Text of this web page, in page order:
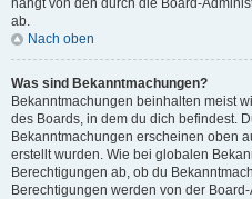
hängt von den durch die Board-
ab.
Nach oben
Was sind Bekanntmachungen?
Bekanntmachungen beinhalten meist
des Boards, in dem du dich befindest.
Bekanntmachungen erscheinen oben
erstellt wurden. Wie bei globalen
Berechtigungen ab, ob du
Berechtigungen werden von der